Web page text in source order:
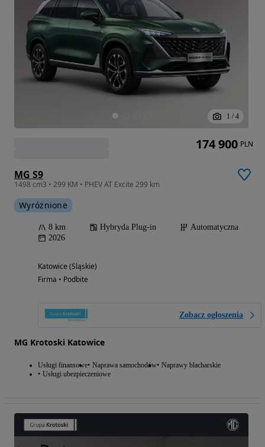
1 / 4
MG S9
1498 cm3 • 299 KM • PHEV AT Excite 299 km
Wyróżnione
8 km Hybryda Plug-in
Automatyczna
2026
Katowice (Śląskie)
Firma • Podbite
Zobacz ogłoszenia
MG Krotoski Katowice
Usługi finansowe Naprawa samochodów Naprawy blacharskie
Usługi ubezpieczeniowe
174 900 PLN